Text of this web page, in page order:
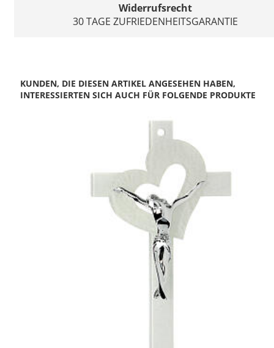
Widerrufsrecht
30 TAGE ZUFRIEDENHEITSGARANTIE
KUNDEN, DIE DIESEN ARTIKEL ANGESEHEN HABEN,
INTERESSIERTEN SICH AUCH FÜR FOLGENDE PRODUKTE